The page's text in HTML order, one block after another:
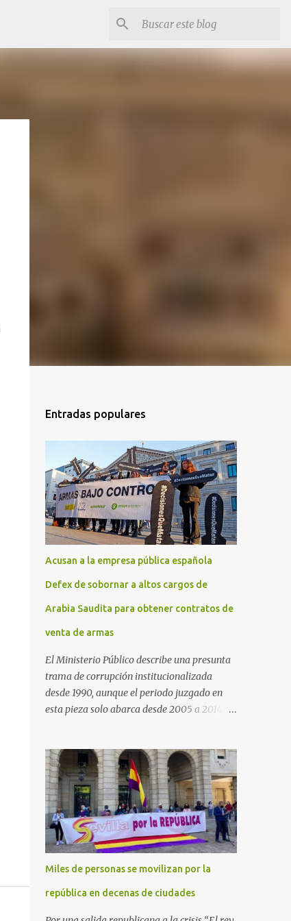
Entradas populares
Acusan a la empresa pública española
Defex de sobornar a altos cargos de
Arabia Saudita para obtener contratos de
venta de armas
El Ministerio Público describe una presunta
trama de corrupción institucionalizada
desde 1990, aunque el periodo juzgado en
esta pieza solo abarca desde 2005 a 2014, el
de cárcel de hasta 29 años por diversos
delitos de corrupción a ocho personas,
presuntamente cometidos durante las
ventas de material militar a Arabia Saudita
a través de la empresa pública española
Defex, disuelta. El fiscal Conrado Saiz
describe en su escrito de conclusiones cómo
la empresa pública Defex pagó comisiones
ilegales a diversas autoridades del régimen
Miles de personas se movilizan por la
república en decenas de ciudades